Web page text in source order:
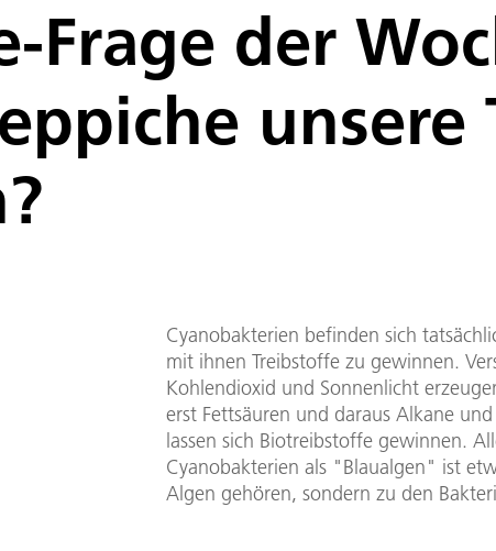
Frage der
Cyanobakterien befinden sich
mit ihnen Treibstoffe zu gewinnen.
Kohlendioxid und Sonnenlicht
erst Fettsäuren und daraus Alkane
lassen sich Biotreibstoffe gewinnen.
Cyanobakterien als "Blaualgen" ist
Algen gehören, sondern zu den